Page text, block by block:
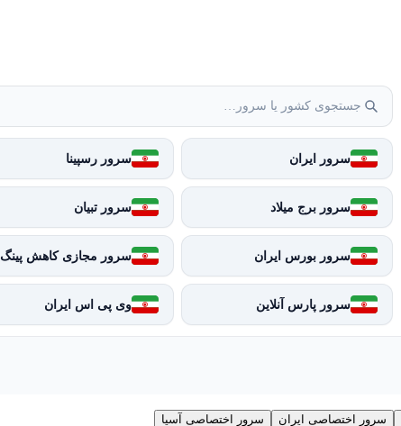
سرور ایران سرور رسپینا
سرور برج میلاد سرور تبیان
سرور بورس ایران سرور مجازی کاهش پینگ
سرور پارس آنلاین وی پی اس ایران
سرور اختصاصی ایران سرور اختصاصی آسیا